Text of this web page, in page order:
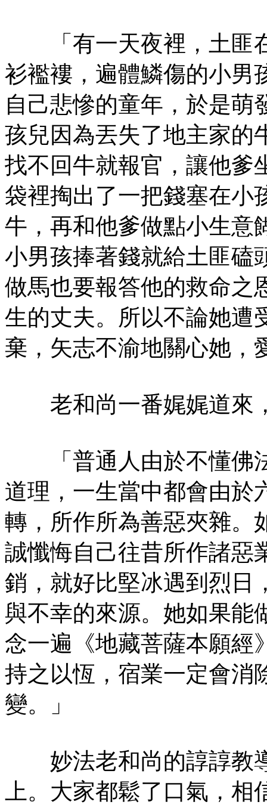
「有一天夜裡，土匪
衫襤褸，遍體鱗傷的小男
自己悲慘的童年，於是萌
孩兒因為丟失了地主家的
找不回牛就報官，讓他爹
袋裡掏出了一把錢塞在小
牛，再和他爹做點小生意
小男孩捧著錢就給土匪磕
做馬也要報答他的救命之
生的丈夫。所以不論她遭
棄，矢志不渝地關心她，
老和尚一番娓娓道來
「普通人由於不懂佛
道理，一生當中都會由於
轉，所作所為善惡夾雜。
誠懺悔自己往昔所作諸惡
銷，就好比堅冰遇到烈日
與不幸的來源。她如果能
念一遍《地藏菩薩本願經
持之以恆，宿業一定會消
變。」
妙法老和尚的諄諄教
上。大家都鬆了口氣，